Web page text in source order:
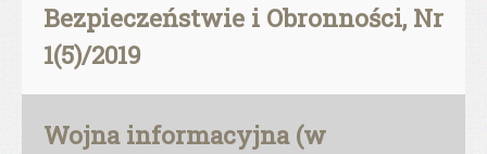
Bezpieczeństwie i Obronności, Nr
1(5)/2019
Wojna informacyjna (w